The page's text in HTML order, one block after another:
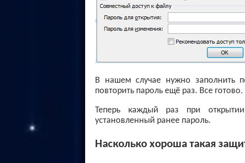
В нашем случае нужно заполнить
повторить пароль ещё раз. Все
Теперь каждый раз при
установленный ранее пароль.
Насколько хороша такая